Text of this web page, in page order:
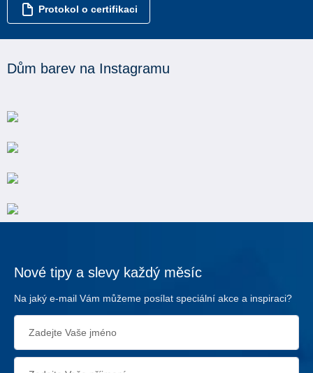
Protokol o certifikaci
Dům barev na Instagramu
Nové tipy a slevy každý měsíc
Na jaký e-mail Vám můžeme posílat speciální akce a inspiraci?